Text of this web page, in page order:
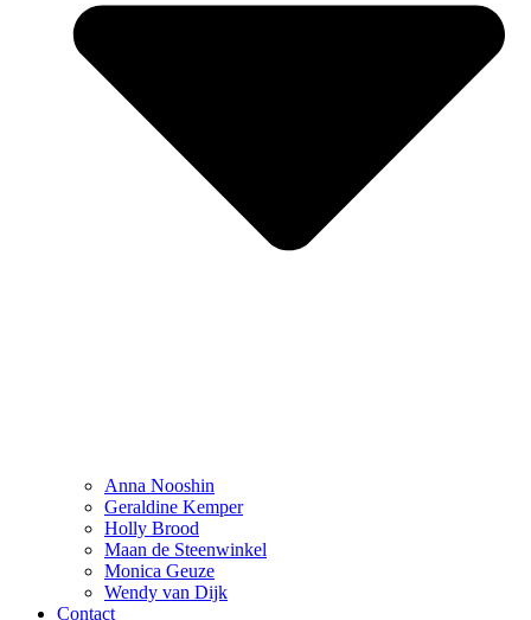
Anna Nooshin
Geraldine Kemper
Holly Brood
Maan de Steenwinkel
Monica Geuze
Wendy van Dijk
Contact